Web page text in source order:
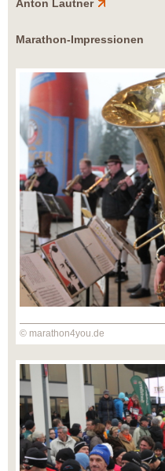
Anton Lautner
Marathon-Impressionen
© marathon4you.de